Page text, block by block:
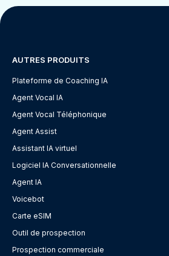
AUTRES PRODUITS
Plateforme de Coaching IA
Agent Vocal IA
Agent Vocal Téléphonique
Agent Assist
Assistant IA virtuel
Logiciel IA Conversationnelle
Agent IA
Voicebot
Carte eSIM
Outil de prospection
Prospection commerciale